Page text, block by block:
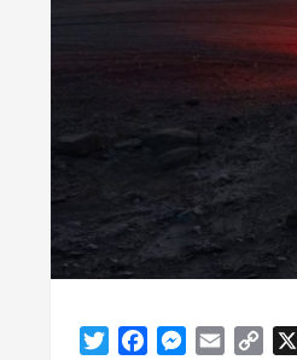
TwitterFacebookMessenger
Email
Copy